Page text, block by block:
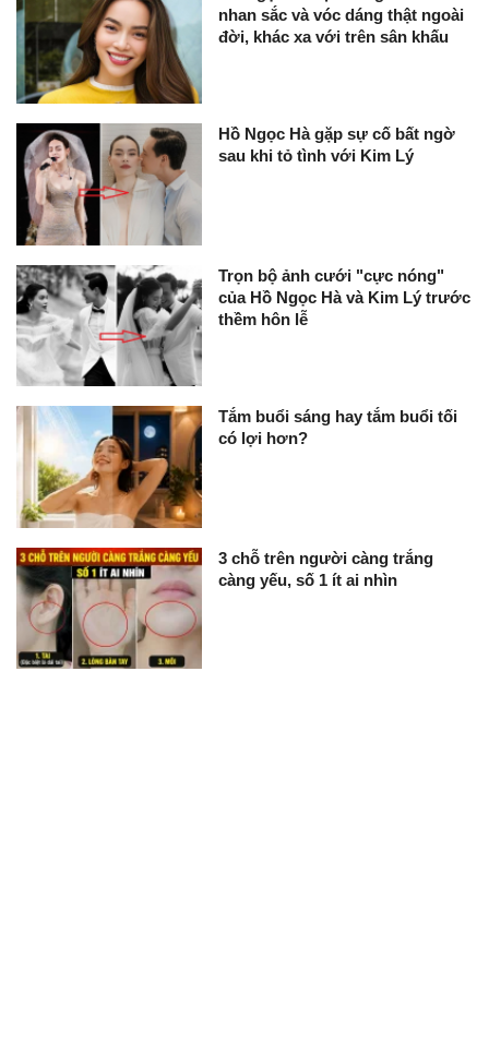
nhan sắc và vóc dáng thật ngoài
đời, khác xa với trên sân khấu
Hồ Ngọc Hà gặp sự cố bất ngờ
sau khi tỏ tình với Kim Lý
Trọn bộ ảnh cưới "cực nóng"
của Hồ Ngọc Hà và Kim Lý trước
thềm hôn lễ
Tắm buổi sáng hay tắm buổi tối
có lợi hơn?
3 chỗ trên người càng trắng
càng yếu, số 1 ít ai nhìn